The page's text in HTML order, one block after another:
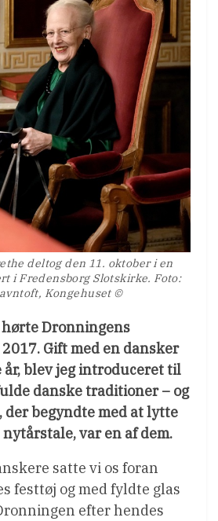
deltog den 11. oktober i en
i Fredensborg Slotskirke. Foto:
Kongehuset ©
hørte Dronningens
Gift med en dansker
år, blev jeg introduceret til
danske traditioner – og
begyndte med at lytte
var en af dem.
satte vi os foran
festtøj og med fyldte glas
efter hendes